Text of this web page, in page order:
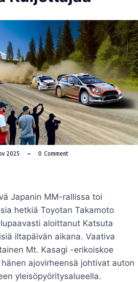
2025 0 Comment
Japanin MM-rallissa toi
hetkiä Toyotan Takamoto
aloittanut Katsuta
iltapäivän aikana. Vaativa
Mt. Kasagi -erikoiskoe
ajovirheensä johtivat auton
yleisöpyöritysalueella.